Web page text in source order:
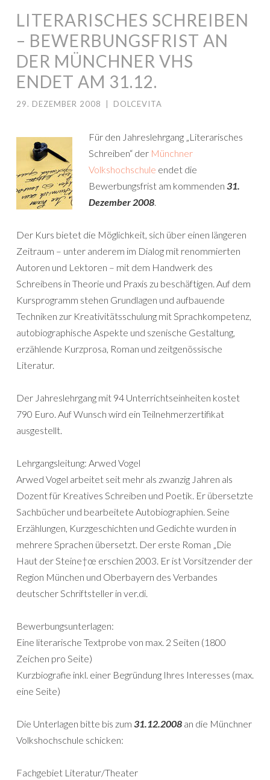
LITERARISCHES SCHREIBEN
– BEWERBUNGSFRIST AN
DER MÜNCHNER VHS
ENDET AM 31.12.
29. DEZEMBER 2008 DOLCEVITA
Für den Jahreslehrgang „Literarisches
Schreiben“ der Münchner
Volkshochschule endet die
Bewerbungsfrist am kommenden 31.
Dezember 2008.
Der Kurs bietet die Möglichkeit, sich über einen längeren
Zeitraum – unter anderem im Dialog mit renommierten
Autoren und Lektoren – mit dem Handwerk des
Schreibens in Theorie und Praxis zu beschäftigen. Auf dem
Kursprogramm stehen Grundlagen und aufbauende
Techniken zur Kreativitätsschulung mit Sprachkompetenz,
autobiographische Aspekte und szenische Gestaltung,
erzählende Kurzprosa, Roman und zeitgenössische
Literatur.
Der Jahreslehrgang mit 94 Unterrichtseinheiten kostet
790 Euro. Auf Wunsch wird ein Teilnehmerzertifikat
ausgestellt.
Lehrgangsleitung: Arwed Vogel
Arwed Vogel arbeitet seit mehr als zwanzig Jahren als
Dozent für Kreatives Schreiben und Poetik. Er übersetzte
Sachbücher und bearbeitete Autobiographien. Seine
Erzählungen, Kurzgeschichten und Gedichte wurden in
mehrere Sprachen übersetzt. Der erste Roman „Die
Haut der Steine†œ erschien 2003. Er ist Vorsitzender der
Region München und Oberbayern des Verbandes
deutscher Schriftsteller in ver.di.
Bewerbungsunterlagen:
Eine literarische Textprobe von max. 2 Seiten (1800
Zeichen pro Seite)
Kurzbiografie inkl. einer Begründung Ihres Interesses (max.
eine Seite)
Die Unterlagen bitte bis zum 31.12.2008 an die Münchner
Volkshochschule schicken:
Fachgebiet Literatur/Theater